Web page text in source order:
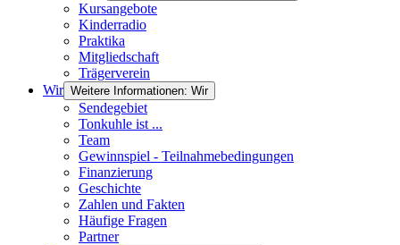
Kursangebote
Kinderradio
Praktika
Mitgliedschaft
Trägerverein
Wir Weitere Informationen: Wir
Sendegebiet
Tonkuhle ist ...
Team
Gewinnspiel - Teilnahmebedingungen
Finanzierung
Geschichte
Zahlen und Fakten
Häufige Fragen
Partner